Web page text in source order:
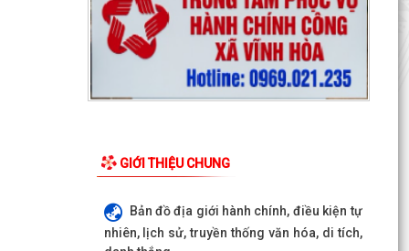
GIỚI THIỆU CHUNG
Bản đồ địa giới hành chính, điều kiện tự
nhiên, lịch sử, truyền thống văn hóa, di tích,
Quyết định số 3091/QĐ-UBND ngày 05/8/2026
của UBND thành phố Về việc công bố thủ tục
Quyết định số 3095/QĐ-UBND ngày 05/8/2026